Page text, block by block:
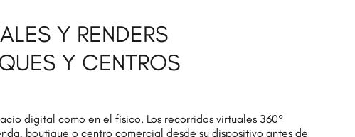
Y RENDERS
Y CENTROS
digital como en el físico. Los recorridos virtuales 360°
boutique o centro comercial desde su dispositivo antes de